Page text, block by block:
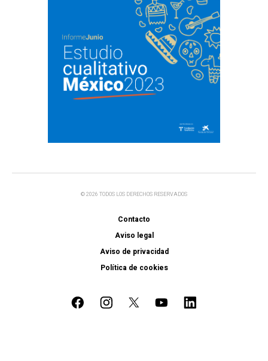
© 2026 TODOS LOS DERECHOS RESERVADOS
Contacto
Aviso legal
Aviso de privacidad
Política de cookies